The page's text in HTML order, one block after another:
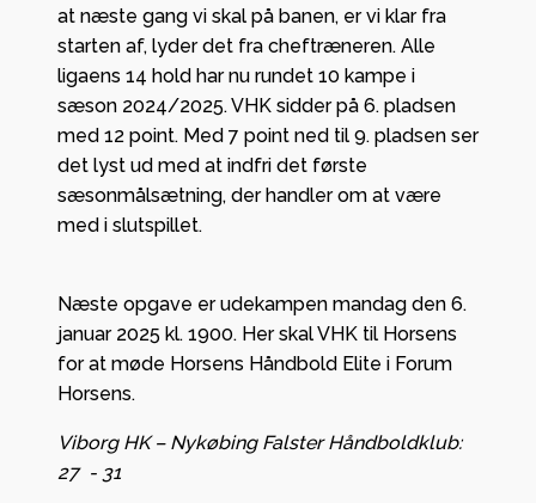
at næste gang vi skal på banen, er vi klar fra
starten af, lyder det fra cheftræneren. Alle
ligaens 14 hold har nu rundet 10 kampe i
sæson 2024/2025. VHK sidder på 6. pladsen
med 12 point. Med 7 point ned til 9. pladsen ser
det lyst ud med at indfri det første
sæsonmålsætning, der handler om at være
med i slutspillet.
Næste opgave er udekampen mandag den 6.
januar 2025 kl. 1900. Her skal VHK til Horsens
for at møde Horsens Håndbold Elite i Forum
Horsens.
Viborg HK – Nykøbing Falster Håndboldklub:
27 - 31